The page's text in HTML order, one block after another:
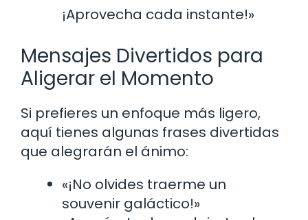
¡Aprovecha cada instante!»
Mensajes Divertidos para
Aligerar el Momento
Si prefieres un enfoque más ligero,
aquí tienes algunas frases divertidas
que alegrarán el ánimo:
«¡No olvides traerme un
souvenir galáctico!»